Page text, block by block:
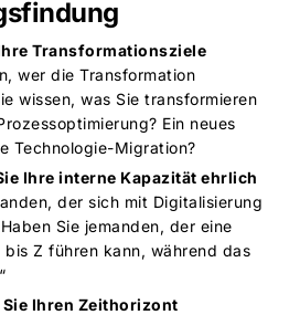
Transformationsziele
wer die Transformation
wissen, was Sie transformieren
Ein neues
Technologie-Migration?
Ihre interne Kapazität ehrlich
der sich mit Digitalisierung
Sie jemanden, der eine
Z führen kann, während das
Ihren Zeithorizont